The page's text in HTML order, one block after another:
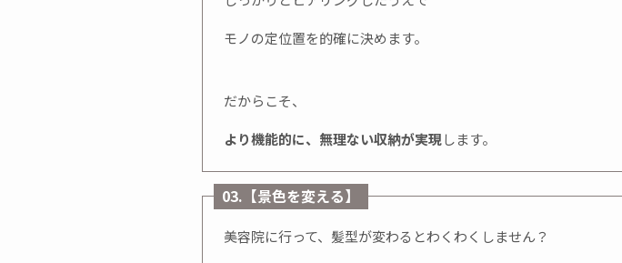
モノの定位置を的確に決めます。
だからこそ、
より機能的に、無理ない収納が実現します。
03.【景色を変える】
美容院に行って、髪型が変わるとわくわくしません？